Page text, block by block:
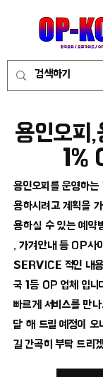
용인오피
1%
용인오피를 운영하는
용하시려고 계획을
용하실 수 있는 예약
, 가겨안내 등 OP사
SERVICE 적인 내
국 1등 OP 업체 입니
빠르게 서비스를 만
달 해 드릴 예정이 오
길 간곡히 부탁 드리